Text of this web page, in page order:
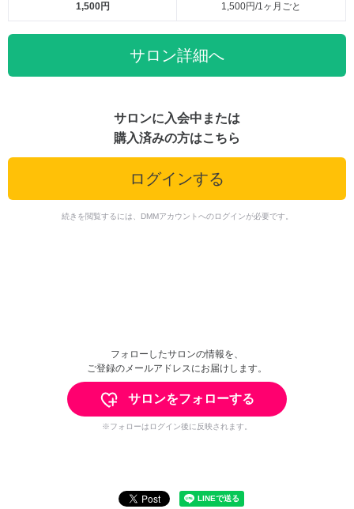
1,500円 1,500円/1ヶ月ごと
サロン詳細へ
サロンに入会中または
購入済みの方はこちら
ログインする
続きを閲覧するには、DMMアカウントへのログインが必要です。
フォローしたサロンの情報を、
ご登録のメールアドレスにお届けします。
サロンをフォローする
※フォローはログイン後に反映されます。